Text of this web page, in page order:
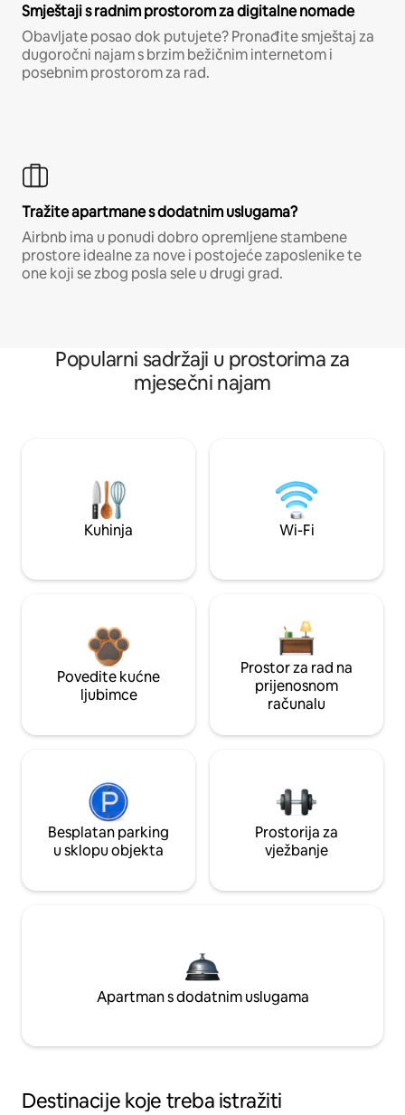
Smještaji s radnim prostorom za digitalne nomade
Obavljate posao dok putujete? Pronađite smještaj za
dugoročni najam s brzim bežičnim internetom i
posebnim prostorom za rad.
Tražite apartmane s dodatnim uslugama?
Airbnb ima u ponudi dobro opremljene stambene
prostore idealne za nove i postojeće zaposlenike te
one koji se zbog posla sele u drugi grad.
Popularni sadržaji u prostorima za
mjesečni najam
Kuhinja Wi-Fi
Povedite kućne
ljubimce
Prostor za rad na
prijenosnom
računalu
Besplatan parking
u sklopu objekta
Prostorija za
vježbanje
Apartman s dodatnim uslugama
Destinacije koje treba istražiti